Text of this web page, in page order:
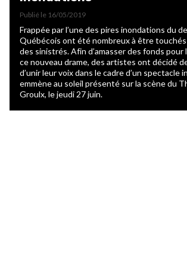
Publié le 16/05/2019
Frappée par l’une des pires inondations du
Québécois ont été nombreux à être touchés
des sinistrés. Afin d’amasser des fonds pour
ce nouveau drame, des artistes ont décidé
d’unir leur voix dans le cadre d’un spectacle
emmène au soleil présenté sur la scène du
Groulx, le jeudi 27 juin.